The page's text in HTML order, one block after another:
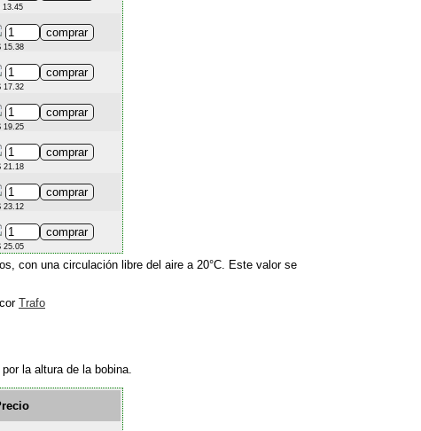
13.45
15.38
17.32
19.25
21.18
23.12
25.05
con una circulación libre del aire a 20°C. Este valor se
Trafo
la altura de la bobina.